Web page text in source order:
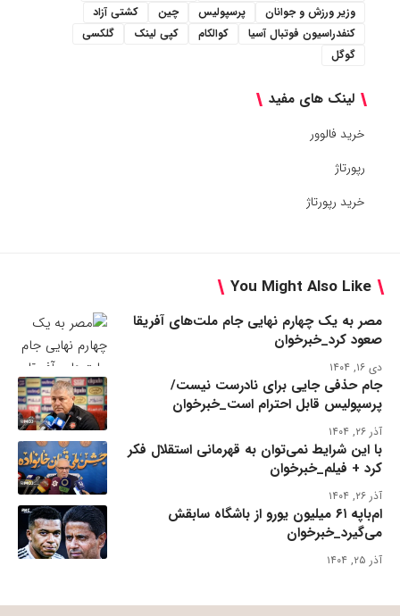
وزیر ورزش و جوانان
پرسپولیس چین
کشتی آزاد
کنفدراسیون فوتبال آسیا
کوالکام کپی لینک
گلکسی
گوگل
لینک های مفید
خرید فالوور
رپورتاژ
خرید رپورتاژ
You Might Also Like
مصر به یک چهارم نهایی جام ملت‌های آفریقا
صعود کرد_خبرخوان
دی ۱۶, ۱۴۰۴
جام حذفی جایی برای نادرست نیست/
پرسپولیس قابل احترام است_خبرخوان
آذر ۲۶, ۱۴۰۴
با این شرایط نمی‌توان به قهرمانی استقلال فکر
کرد + فیلم_خبرخوان
آذر ۲۶, ۱۴۰۴
ام‌باپه ۶۱ میلیون یورو از باشگاه سابقش
می‌گیرد_خبرخوان
آذر ۲۵, ۱۴۰۴